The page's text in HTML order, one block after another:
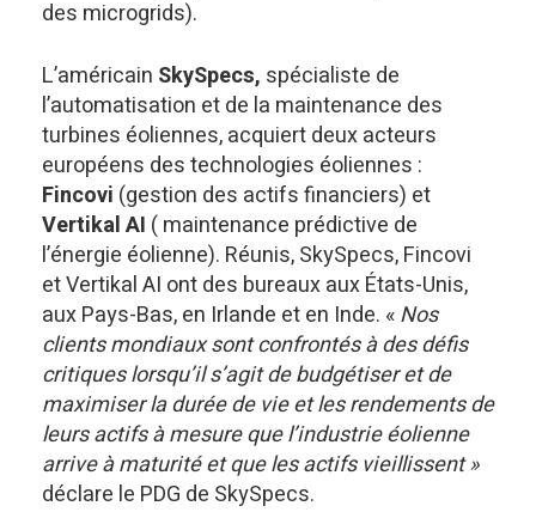
des microgrids).
L’américain SkySpecs, spécialiste de
l’automatisation et de la maintenance des
turbines éoliennes, acquiert deux acteurs
européens des technologies éoliennes :
Fincovi (gestion des actifs financiers) et
Vertikal AI ( maintenance prédictive de
l’énergie éolienne). Réunis, SkySpecs, Fincovi
et Vertikal AI ont des bureaux aux États-Unis,
aux Pays-Bas, en Irlande et en Inde. «Nos
clients mondiaux sont confrontés à des défis
critiques lorsqu’il s’agit de budgétiser et de
maximiser la durée de vie et les rendements de
leurs actifs à mesure que l’industrie éolienne
arrive à maturité et que les actifs vieillissent »
déclare le PDG de SkySpecs.